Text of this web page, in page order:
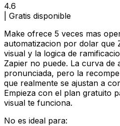
4.6
Gratis disponible
Make ofrece 5 veces mas
automatizacion por dolar que
visual y la logica de
Zapier no puede. La curva de
pronunciada, pero la
que realmente se ajustan a
Empieza con el plan gratuito
visual te funciona.
No es ideal para: